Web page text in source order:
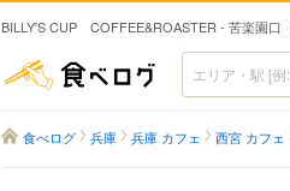
BILLY'S CUP COFFEE&ROASTER - 苦楽園口
食べログ
食べログ 兵庫 兵庫 カフェ 西宮 カフェ